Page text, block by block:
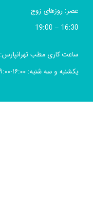
عصر: روزهای زوج
16:30 – 19:00
ساعت کاری مطب تهرانپارس:
یکشنبه و سه شنبه: ۱۶:۰۰-۱۹:۰۰